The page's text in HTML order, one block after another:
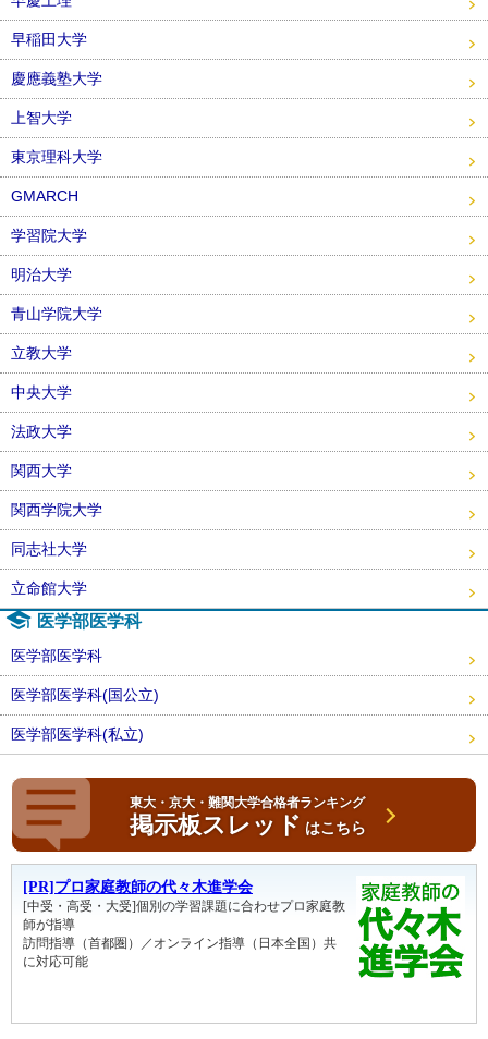
早稲田大学
慶應義塾大学
上智大学
東京理科大学
GMARCH
学習院大学
明治大学
青山学院大学
立教大学
中央大学
法政大学
関西大学
関西学院大学
同志社大学
立命館大学
医学部医学科
医学部医学科
医学部医学科(国公立)
医学部医学科(私立)
東大・京大・難関大学合格者ランキング
掲示板スレッド はこちら